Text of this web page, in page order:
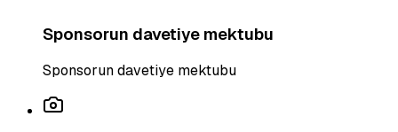
Sponsorun davetiye mektubu
Sponsorun davetiye mektubu